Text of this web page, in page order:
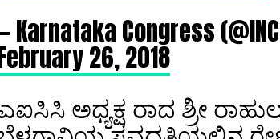
Karnataka Congress
26, 2018
ಅಧ್ಯಕ್ಷ ರಾದ ಶ್ರೀ